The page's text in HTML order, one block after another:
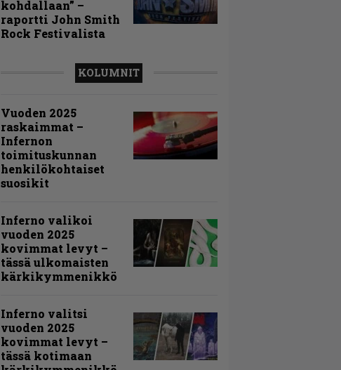
kohdallaan” –
raportti John Smith
Rock Festivalista
KOLUMNIT
Vuoden 2025
raskaimmat –
Infernon
toimituskunnan
henkilökohtaiset
suosikit
Inferno valikoi
vuoden 2025
kovimmat levyt –
tässä ulkomaisten
kärkikymmenikkö
Inferno valitsi
vuoden 2025
kovimmat levyt –
tässä kotimaan